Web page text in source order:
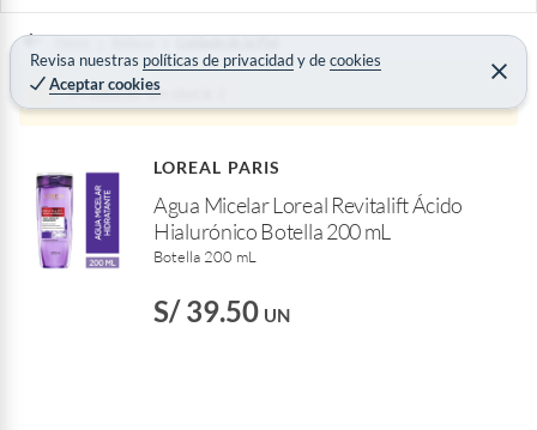
a
i
n
Revisa nuestras políticas de privacidadydecookies
Aceptar cookies
C
e
r
Home Belleza Cuidado de la Piel
Producto sin stock :(
LOREAL PARIS
Agua Micelar Loreal Revitalift Ácido
Hialurónico Botella 200 mL
Botella 200 mL
S/ 39.50 UN